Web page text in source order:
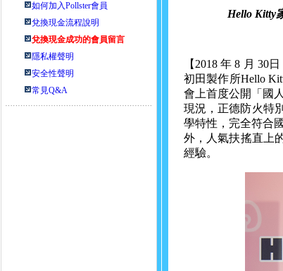
如何加入Pollster會員
兌換現金流程說明
兌換現金成功的會員留言
隱私權聲明
安全性聲明
常見Q&A
Hello Kitty
【2018 年 8 月 30
初田製作所Hello
會上首度公開「國
現況，正德防火特
學特性，完全符合
外，人氣扶搖直上
經驗。